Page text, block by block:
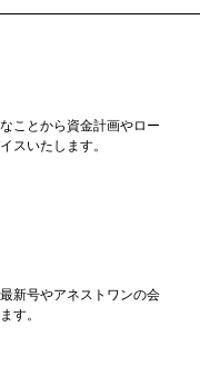
ことから資金計画やロー
スいたします。
新号やアネストワンの会
す。